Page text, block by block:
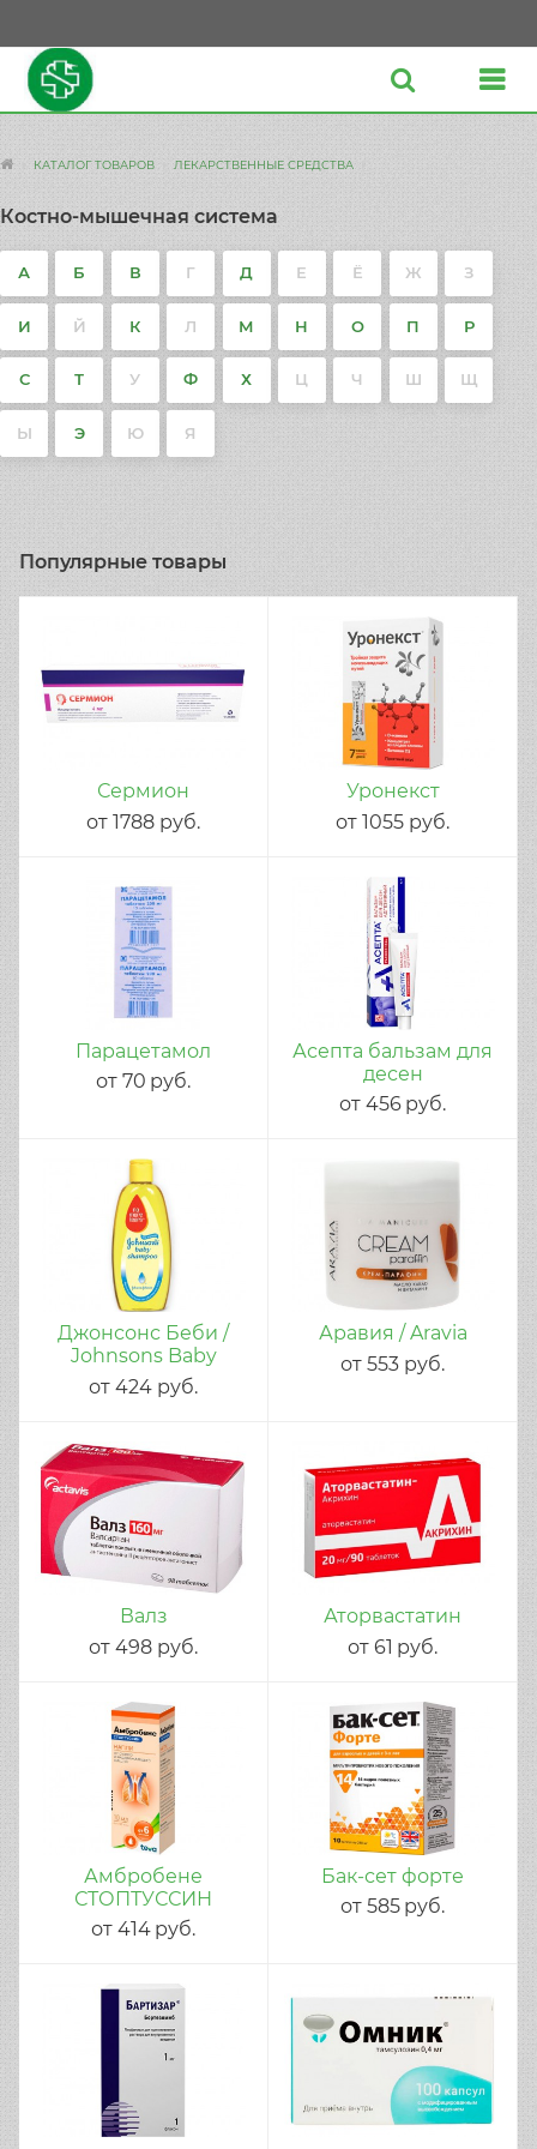
КАТАЛОГ ТОВАРОВ ЛЕКАРСТВЕННЫЕ СРЕДСТВА
Костно-мышечная система
А Б В Г Д Е Ё Ж З
И Й К Л М Н О П Р
С Т У Ф Х Ц Ч Ш Щ
Ы Э Ю Я
Популярные товары
Сермион
от1788 руб.
Уронекст
от1055 руб.
Парацетамол
от 70 руб.
Асепта бальзам для
десен
от 456 руб.
Джонсонс Беби /
Johnsons Baby
от424 руб.
Аравия / Aravia
от553 руб.
Валз
от498 руб.
Аторвастатин
от 61 руб.
Амбробене
СТОПТУССИН
от 414 руб.
Бак-сет форте
от 585 руб.